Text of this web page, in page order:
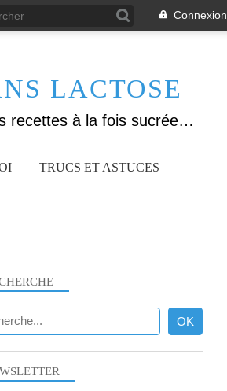
Connexion
LACTOSE
Allergique au gluten, lactose (et caséine) et passionnée de cuisine, j'élabore des recettes à la fois sucrées et salées. Ayant plusieurs maladies auto immunes, j'essaie de proposer des recettes un maximum IG Bas, en portant une attention particulière sur les aliments utilisés (apports, vitamines, nutriments..). Je fais également bcp de sport donc une bonne alimentation est primordiale!
TRUCS ET ASTUCES